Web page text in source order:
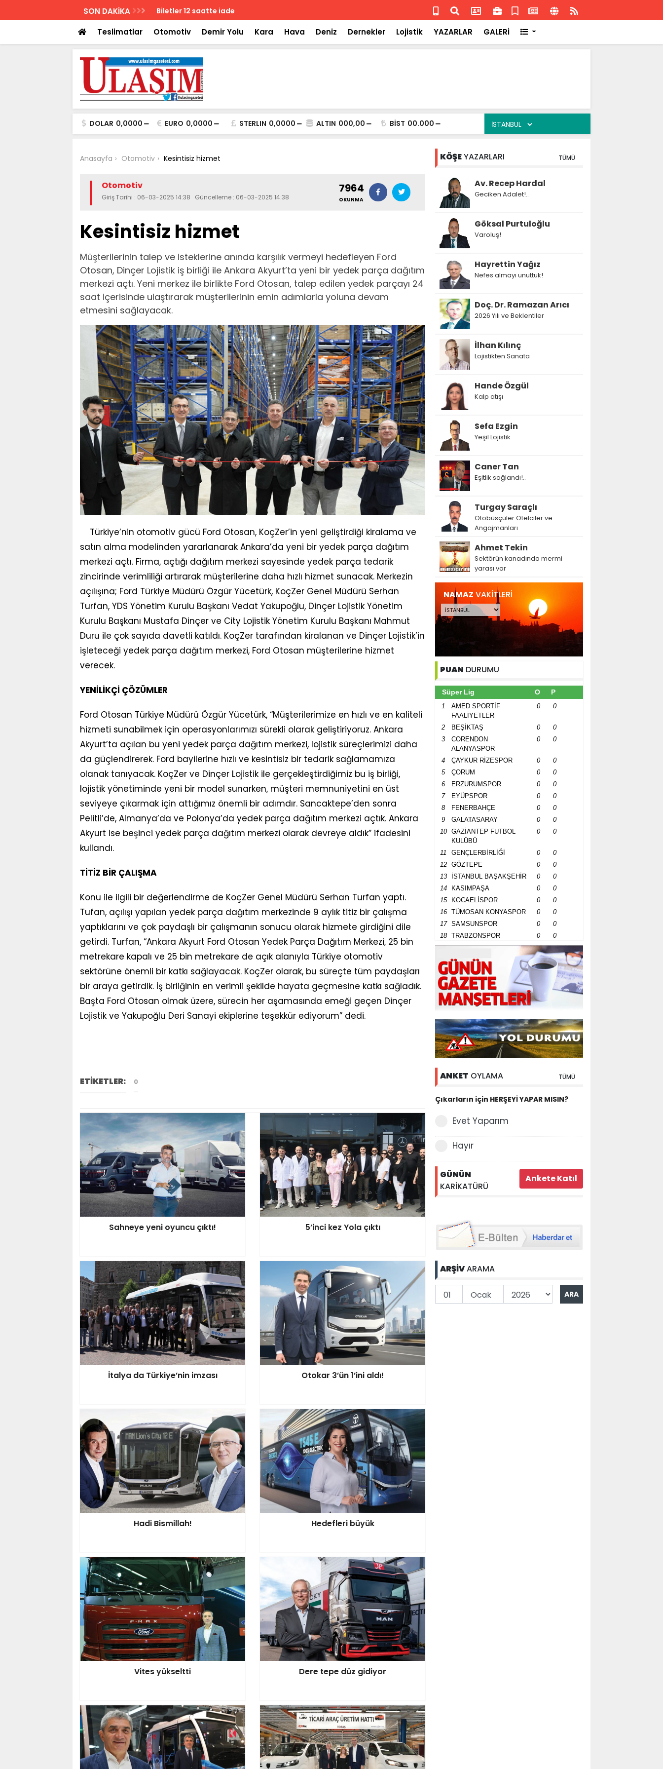
SON DAKİKA Biletler 12 saatte iade Isuzu'nun Fransa'daki başarısı
Teslimatlar Otomotiv Demir Yolu Kara Hava Deniz Dernekler Lojistik YAZARLAR GALERİ
DOLAR 0,0000 EURO 0,0000 STERLIN 0,0000 ALTIN 000,00 BİST 00.000
Anasayfa Otomotiv Kesintisiz hizmet
Otomotiv
Giriş Tarihi : 06-03-2025 14:38 Güncelleme : 06-03-2025 14:38
7964
OKUNMA
Kesintisiz hizmet
Müşterilerinin talep ve isteklerine anında karşılık vermeyi hedefleyen Ford
Otosan, Dinçer Lojistik iş birliği ile Ankara Akyurt’ta yeni bir yedek parça dağıtım
merkezi açtı. Yeni merkez ile birlikte Ford Otosan, talep edilen yedek parçayı 24
saat içerisinde ulaştırarak müşterilerinin emin adımlarla yoluna devam
etmesini sağlayacak.
Türkiye’nin otomotiv gücü Ford Otosan, KoçZer’in yeni geliştirdiği kiralama ve
satın alma modelinden yararlanarak Ankara’da yeni bir yedek parça dağıtım
merkezi açtı. Firma, açtığı dağıtım merkezi sayesinde yedek parça tedarik
zincirinde verimliliği artırarak müşterilerine daha hızlı hizmet sunacak. Merkezin
açılışına; Ford Türkiye Müdürü Özgür Yücetürk, KoçZer Genel Müdürü Serhan
Turfan, YDS Yönetim Kurulu Başkanı Vedat Yakupoğlu, Dinçer Lojistik Yönetim
Kurulu Başkanı Mustafa Dinçer ve City Lojistik Yönetim Kurulu Başkanı Mahmut
Duru ile çok sayıda davetli katıldı. KoçZer tarafından kiralanan ve Dinçer Lojistik’in
işleteceği yedek parça dağıtım merkezi, Ford Otosan müşterilerine hizmet
verecek.
YENİLİKÇİ ÇÖZÜMLER
Ford Otosan Türkiye Müdürü Özgür Yücetürk, “Müşterilerimize en hızlı ve en kaliteli
hizmeti sunabilmek için operasyonlarımızı sürekli olarak geliştiriyoruz. Ankara
Akyurt’ta açılan bu yeni yedek parça dağıtım merkezi, lojistik süreçlerimizi daha
da güçlendirerek. Ford bayilerine hızlı ve kesintisiz bir tedarik sağlamamıza
olanak tanıyacak. KoçZer ve Dinçer Lojistik ile gerçekleştirdiğimiz bu iş birliği,
lojistik yönetiminde yeni bir model sunarken, müşteri memnuniyetini en üst
seviyeye çıkarmak için attığımız önemli bir adımdır. Sancaktepe’den sonra
Pelitli’de, Almanya’da ve Polonya’da yedek parça dağıtım merkezi açtık. Ankara
Akyurt ise beşinci yedek parça dağıtım merkezi olarak devreye aldık” ifadesini
kullandı.
TİTİZ BİR ÇALIŞMA
Konu ile ilgili bir değerlendirme de KoçZer Genel Müdürü Serhan Turfan yaptı.
Tufan, açılışı yapılan yedek parça dağıtım merkezinde 9 aylık titiz bir çalışma
yaptıklarını ve çok paydaşlı bir çalışmanın sonucu olarak hizmete girdiğini dile
getirdi. Turfan, “Ankara Akyurt Ford Otosan Yedek Parça Dağıtım Merkezi, 25 bin
metrekare kapalı ve 25 bin metrekare de açık alanıyla Türkiye otomotiv
sektörüne önemli bir katkı sağlayacak. KoçZer olarak, bu süreçte tüm paydaşları
bir araya getirdik. İş birliğinin en verimli şekilde hayata geçmesine katkı sağladık.
Başta Ford Otosan olmak üzere, sürecin her aşamasında emeği geçen Dinçer
Lojistik ve Yakupoğlu Deri Sanayi ekiplerine teşekkür ediyorum” dedi.
ETİKETLER: 0
Sahneye yeni oyuncu çıktı! 5’inci kez Yola çıktı
İtalya da Türkiye’nin imzası Otokar 3’ün 1’ini aldı!
Hadi Bismillah! Hedefleri büyük
Vites yükseltti Dere tepe düz gidiyor
KÖŞEYAZARLARI TÜMÜ
Av. Recep Hardal
Geciken Adalet!..
Göksal Purtuloğlu
Varoluş!
Hayrettin Yağız
Nefes almayı unuttuk!
Doç. Dr. Ramazan Arıcı
2026 Yılı ve Beklentiler
İlhan Kılınç
Lojistikten Sanata
Hande Özgül
Kalp atışı
Sefa Ezgin
Yeşil Lojistik
Caner Tan
Eşitlik sağlandı!..
Turgay Saraçlı
Otobüsçüler Otelciler ve
Angajmanları
Ahmet Tekin
Sektörün kanadında mermi
yarası var
NAMAZ VAKİTLERİ
PUAN DURUMU
Süper Lig O P
1
AMED SPORTİF
FAALİYETLER
0 0
2 BEŞİKTAŞ 0
0
3
CORENDON
ALANYASPOR
0 0
4 ÇAYKUR RİZESPOR 0
0
5
ÇORUM 0
0
6
ERZURUMSPOR 0
0
7
EYÜPSPOR 0
0
8
FENERBAHÇE 0
0
9
GALATASARAY 0
0
10
GAZİANTEP FUTBOL
KULÜBÜ
0 0
11 GENÇLERBİRLİĞİ 0
0
12
GÖZTEPE 0
0
13
İSTANBUL BAŞAKŞEHİR 0
0
14
KASIMPAŞA 0
0
15
KOCAELİSPOR 0
0
16
TÜMOSAN KONYASPOR 0
0
17
SAMSUNSPOR 0
0
18
TRABZONSPOR 0 0
ANKET OYLAMA TÜMÜ
Çıkarların için HERŞEYİ YAPAR MISIN?
Evet Yaparım
Hayır
GÜNÜN
KARİKATÜRÜ
ARŞİVARAMA